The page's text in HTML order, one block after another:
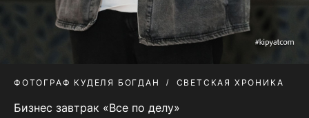
ФОТОГРАФ КУДЕЛЯ БОГДАН СВЕТСКАЯ ХРОНИКА
Бизнес завтрак «Все по делу»